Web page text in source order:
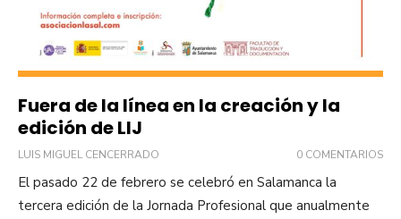
Fuera de la línea en la creación y la
edición de LIJ
LUIS MIGUEL CENCERRADO 0 COMENTARIOS
El pasado 22 de febrero se celebró en Salamanca la
tercera edición de la Jornada Profesional que anualmente